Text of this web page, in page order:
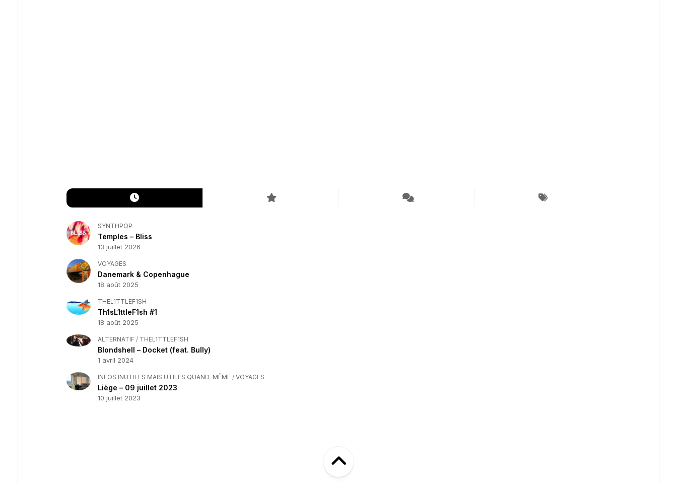
SYNTHPOP
Temples – Bliss
13 juillet 2026
VOYAGES
Danemark & Copenhague
18 août 2025
THEL1TTLEF1SH
Th1sL1ttleF1sh #1
18 août 2025
ALTERNATIF / THEL1TTLEF1SH
Blondshell – Docket (feat. Bully)
1 avril 2024
INFOS INUTILES MAIS UTILES QUAND-MÊME / VOYAGES
Liège – 09 juillet 2023
10 juillet 2023